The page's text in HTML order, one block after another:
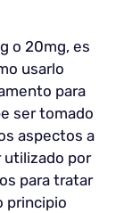
o 20mg, es
usarlo
para
ser tomado
aspectos a
utilizado por
para tratar
principio